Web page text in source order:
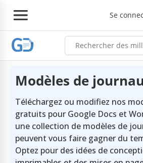
Se
Modèles de
Téléchargez ou modifiez nos
gratuits pour Google Docs et
une collection de modèles de
peuvent vous faire gagner du
Optez pour des idées de